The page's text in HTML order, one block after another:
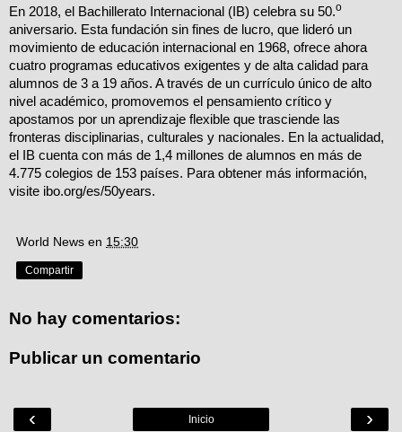
En 2018, el Bachillerato Internacional (IB) celebra su 50.o
aniversario. Esta fundación sin fines de lucro, que lideró un
movimiento de educación internacional en 1968, ofrece ahora
cuatro programas educativos exigentes y de alta calidad para
alumnos de 3 a 19 años. A través de un currículo único de alto
nivel académico, promovemos el pensamiento crítico y
apostamos por un aprendizaje flexible que trasciende las
fronteras disciplinarias, culturales y nacionales. En la actualidad,
el IB cuenta con más de 1,4 millones de alumnos en más de
4.775 colegios de 153 países. Para obtener más información,
visite ibo.org/es/50years.
World News en 15:30
Compartir
No hay comentarios:
Publicar un comentario
‹ ›
Inicio